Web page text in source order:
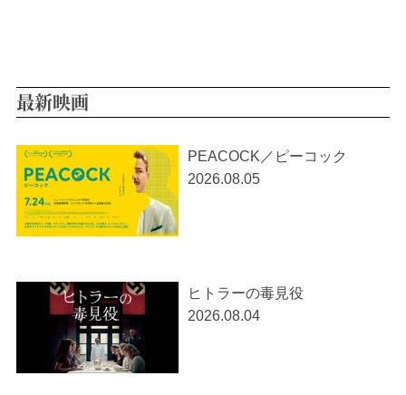
最新映画
PEACOCK／ピーコック
2026.08.05
ヒトラーの毒見役
2026.08.04